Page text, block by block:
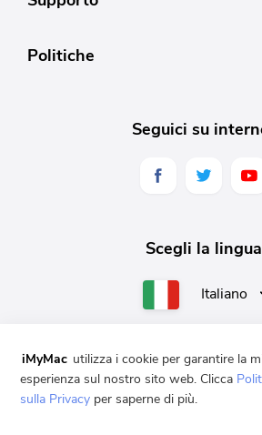
Politiche
Seguici su
Scegli la lingua
Italiano
English Français Deutsch
Copyright © 2025 iMyMac. Tutti
iMyMac utilizza i cookie per garantire la
esperienza sul nostro sito web. Clicca
sulla Privacy per saperne di più.